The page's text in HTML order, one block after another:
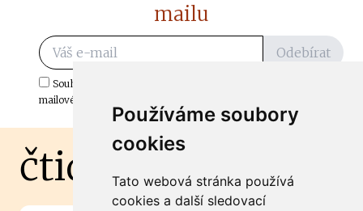
Používáme soubory
cookies
Tato webová stránka používá
cookies a další sledovací
mailu
Odebírat
Souhlasím s odběrem důležitých zpráv ze ČtiDoma.cz do mé e-
mailové schránky.
čtidoma.cz